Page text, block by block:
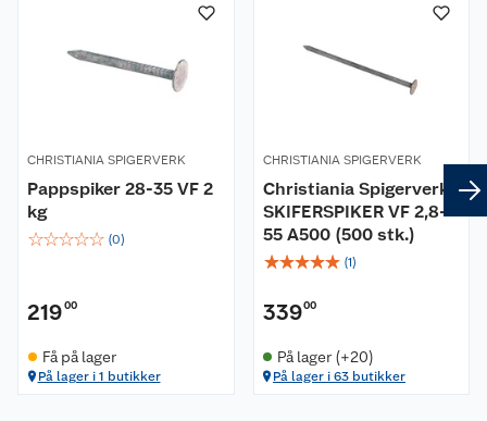
CHRISTIANIA SPIGERVERK
Pappspiker 28-35 VF 2
kg
☆☆☆☆☆ (0)
21900
Få på lager
På lager i 1 butikker
CHRISTIANIA SPIGERVERK
Christiania Spigerverk
SKIFERSPIKER VF 2,8-
55 A500 (500 stk.)
☆☆☆☆☆ (1)
33900
På lager (+20)
På lager i 63 butikker
Retur- og angrerett
Reklamasjon
Leveringstid
Leie tilhenger
Våre merkevarer
Kjøpsvilkår
Personvern
Bærekraft
Lavprisløfte
Retur av el-avfall
Hageinspirasjon
Oppussing med utemaling
Et varmere hjem
Gulv